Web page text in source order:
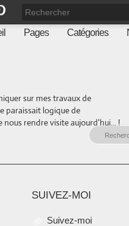
Pages Catégories
sur mes travaux de
paraissait logique de
rendre visite aujourd'hui... !
SUIVEZ-MOI
Suivez-moi